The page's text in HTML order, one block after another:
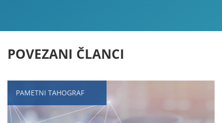
POVEZANI ČLANCI
PAMETNI TAHOGRAF